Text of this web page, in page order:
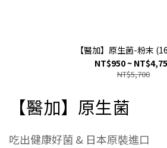
【醫加】原生菌-粉末
NT$950 ~
NT$5,700
【醫加】原生菌
吃出健康好菌 & 日本原裝進口